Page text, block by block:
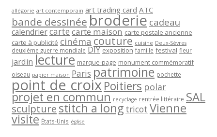
allégorie art contemporain art trading card ATC
bande dessinée broderie cadeau
calendriercartecarte maison carte postale ancienne
carte à publicité cinéma couture cuisine Deux-Sèvres
deuxième guerre mondiale DIY exposition famille festival fleur
jardin lecture marque-page monument commémoratif
oiseau papier maison Paris patrimoine pochette
point de croixPoitiers polar
projet en commun recyclage rentrée littéraire SAL
sculpturestitch a long tricot Vienne
visite États-Unis église